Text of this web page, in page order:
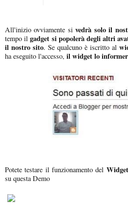
All'inizio ovviamente sivedrà solo il
tempo ilgadget si popolerà degli altri
il nostro sito. Se qualcuno è iscritto al
ha eseguito l'accesso, il widget lo
Potete testare il funzionamento del
su questa Demo